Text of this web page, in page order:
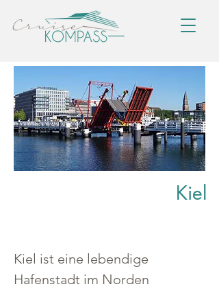
Kiel
Kiel ist eine lebendige
Hafenstadt im Norden